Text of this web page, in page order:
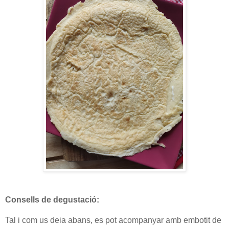
Consells de degustació:
Tal i com us deia abans, es pot acompanyar amb embotit de